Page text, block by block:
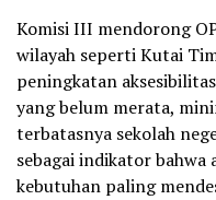
Komisi III mendorong
wilayah seperti Kutai
peningkatan
yang belum merata,
terbatasnya sekolah
sebagai indikator bahwa
kebutuhan paling